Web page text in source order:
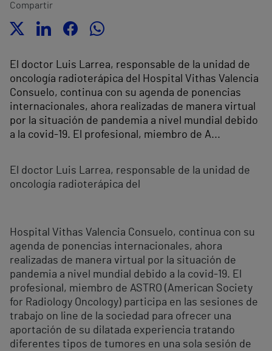
Compartir
El doctor Luis Larrea, responsable de la unidad de
oncología radioterápica del Hospital Vithas Valencia
Consuelo, continua con su agenda de ponencias
internacionales, ahora realizadas de manera virtual
por la situación de pandemia a nivel mundial debido
a la covid-19. El profesional, miembro de A...
El doctor Luis Larrea, responsable de la unidad de
oncología radioterápica del
Hospital Vithas Valencia Consuelo, continua con su
agenda de ponencias internacionales, ahora
realizadas de manera virtual por la situación de
pandemia a nivel mundial debido a la covid-19. El
profesional, miembro de ASTRO (American Society
for Radiology Oncology) participa en las sesiones de
trabajo on line de la sociedad para ofrecer una
aportación de su dilatada experiencia tratando
diferentes tipos de tumores en una sola sesión de